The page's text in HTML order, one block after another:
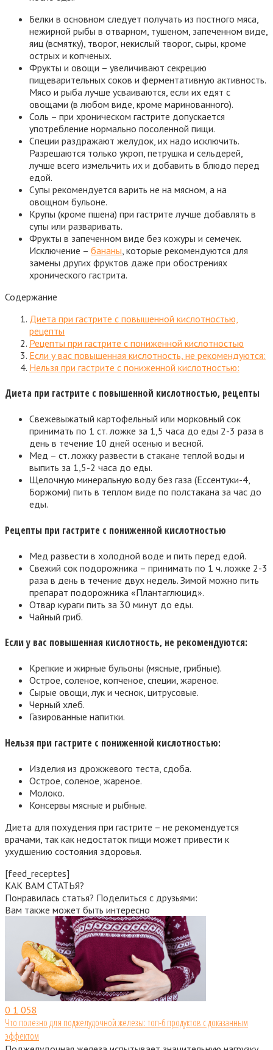
Белки в основном следует получать из постного мяса,
нежирной рыбы в отварном, тушеном, запеченном виде,
яиц (всмятку), творог, некислый творог, сыры, кроме
острых и копченых.
Фрукты и овощи – увеличивают секрецию
пищеварительных соков и ферментативную активность.
Мясо и рыба лучше усваиваются, если их едят с
овощами (в любом виде, кроме маринованного).
Соль – при хроническом гастрите допускается
употребление нормально посоленной пищи.
Специи раздражают желудок, их надо исключить.
Разрешаются только укроп, петрушка и сельдерей,
лучше всего измельчить их и добавить в блюдо перед
едой.
Супы рекомендуется варить не на мясном, а на
овощном бульоне.
Крупы (кроме пшена) при гастрите лучше добавлять в
супы или разваривать.
Фрукты в запеченном виде без кожуры и семечек.
Исключение – бананы , которые рекомендуются для
замены других фруктов даже при обострениях
хронического гастрита.
Содержание
Диета при гастрите с повышенной кислотностью,
рецепты
Рецепты при гастрите с пониженной кислотностью
Если у вас повышенная кислотность, не рекомендуются:
Нельзя при гастрите с пониженной кислотностью:
Диета при гастрите с повышенной кислотностью, рецепты
Свежевыжатый картофельный или морковный сок
принимать по 1 ст. ложке за 1,5 часа до еды 2-3 раза в
день в течение 10 дней осенью и весной.
Мед – ст. ложку развести в стакане теплой воды и
выпить за 1,5-2 часа до еды.
Щелочную минеральную воду без газа (Ессентуки-4,
Боржоми) пить в теплом виде по полстакана за час до
еды.
Рецепты при гастрите с пониженной кислотностью
Мед развести в холодной воде и пить перед едой.
Свежий сок подорожника – принимать по 1 ч. ложке 2-3
раза в день в течение двух недель. Зимой можно пить
препарат подорожника «Плантаглюцид».
Отвар кураги пить за 30 минут до еды.
Чайный гриб.
Если у вас повышенная кислотность, не рекомендуются:
Крепкие и жирные бульоны (мясные, грибные).
Острое, соленое, копченое, специи, жареное.
Сырые овощи, лук и чеснок, цитрусовые.
Черный хлеб.
Газированные напитки.
Нельзя при гастрите с пониженной кислотностью:
Изделия из дрожжевого теста, сдоба.
Острое, соленое, жареное.
Молоко.
Консервы мясные и рыбные.
Диета для похудения при гастрите – не рекомендуется
врачами, так как недостаток пищи может привести к
ухудшению состояния здоровья.
[feed_receptes]
КАК ВАМ СТАТЬЯ?
Понравилась статья? Поделиться с друзьями:
Вам также может быть интересно
0 1 058
Что полезно для поджелудочной железы: топ-6 продуктов с доказанным
эффектом